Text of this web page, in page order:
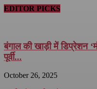
EDITOR PICKS
बंगाल की खाड़ी में डिप्रेशन
पूर्वी...
October 26, 2025